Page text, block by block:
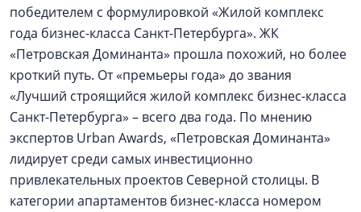
победителем с формулировкой «Жилой комплекс
года бизнес-класса Санкт-Петербурга». ЖК
«Петровская Доминанта» прошла похожий, но более
кроткий путь. От «премьеры года» до звания
«Лучший строящийся жилой комплекс бизнес-класса
Санкт-Петербурга» – всего два года. По мнению
экспертов Urban Awards, «Петровская Доминанта»
лидирует среди самых инвестиционно
привлекательных проектов Северной столицы. В
категории апартаментов бизнес-класса номером